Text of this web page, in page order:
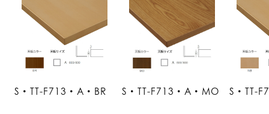
S・TT-F713・A・BR S・TT-F713・A・MO S・TT-